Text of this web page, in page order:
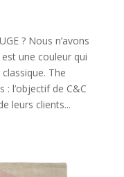
? Nous n’avons
une couleur qui
The
l’objectif de C&C
leurs clients...